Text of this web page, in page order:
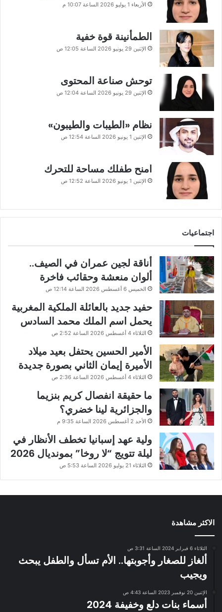
الأربعاء 1 يوليو 2026 الساعة 10:07 م
الطمأنينة قوة خفية
الإثنين 29 يونيو 2026 الساعة 12:05 ص
توحش صناعة المحتوى
الإثنين 29 يونيو 2026 الساعة 12:04 ص
نظام «الطيبات والطيبون»
الإثنين 1 يونيو 2026 الساعة 12:54 ص
امنح طفلك مساحة للتحرك
الإثنين 1 يونيو 2026 الساعة 12:52 ص
اجتماعيات
أناقة لجين عمران في الصيف..
ألوان منعشة وحقائب فاخرة
الخميس 6 أغسطس 2026 الساعة 12:14 ص
حفيد جديد بالعائلة الملكية المغربية
يحمل اسم الملك محمد السادس
الثلاثاء 4 أغسطس 2026 الساعة 2:52 ص
الأمير الحسين يحتفل بعيد ميلاد
الأميرة إيمان الثاني بصورة جديدة
الثلاثاء 4 أغسطس 2026 الساعة 2:36 ص
ما حقيقة انفصال كريم بنزيما
والجزائرية لينا خضري؟
الأحد 2 أغسطس 2026 الساعة 9:35 م
ولية عهد إسبانيا تخطف الأنظار في
ليلة تتويج “لا روخا” بمونديال 2026
الثلاثاء 21 يوليو 2026 الساعة 5:53 ص
الاكثر مشاهدة
الثلاثاء 6 فبراير 2024 الساعة 3:31 ص
ألغاز للصغار وأجوبتها.. الأم تسأل والطفل يبحث
ويجيب
الإثنين 20 نوفمبر 2023 الساعة 4:43 ص
أسماء بنات دلع وخفيفة 2024